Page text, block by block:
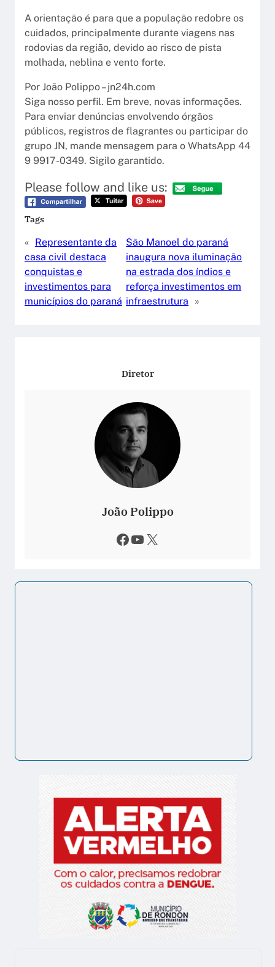
A orientação é para que a população redobre os
cuidados, principalmente durante viagens nas
rodovias da região, devido ao risco de pista
molhada, neblina e vento forte.
Por João Polippo – jn24h.com
Siga nosso perfil. Em breve, novas informações.
Para enviar denúncias envolvendo órgãos
públicos, registros de flagrantes ou participar do
grupo JN, mande mensagem para o WhatsApp 44
9 9917-0349. Sigilo garantido.
Please follow and like us:
Tags
« Representante da
casa civil destaca
conquistas e
investimentos para
municípios do paraná
São Manoel do paraná
inaugura nova iluminação
na estrada dos índios e
reforça investimentos em
infraestrutura
»
Diretor
João Polippo
Facebook Youtube X